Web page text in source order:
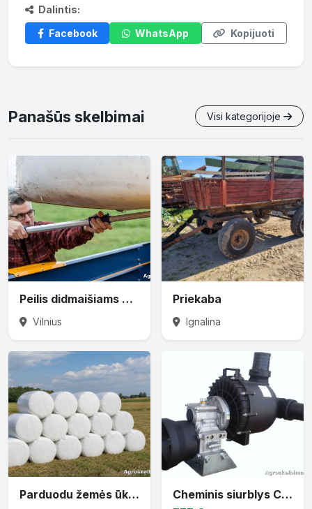
Dalintis:
Facebook
WhatsApp Kopijuoti
Panašūs skelbimai Visi kategorijoje
Peilis didmaišiams prapjauti
Vilnius
Priekaba
Ignalina
Parduodu žemės ūkio techniką
Cheminis siurblys CTP-30 varomas traktoriaus darbiniu velenu